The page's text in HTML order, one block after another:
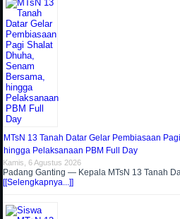
MTsN 13 Tanah Datar Gelar Pembiasaan
hingga Pelaksanaan PBM Full Day
Kamis, 6 Agustus 2026
Padang Ganting — Kepala MTsN 13 Tanah
[[Selengkapnya...]]